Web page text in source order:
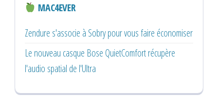
MAC4EVER
Zendure s'associe à Sobry pour vous faire économiser
Le nouveau casque Bose QuietComfort récupère
l'audio spatial de l'Ultra